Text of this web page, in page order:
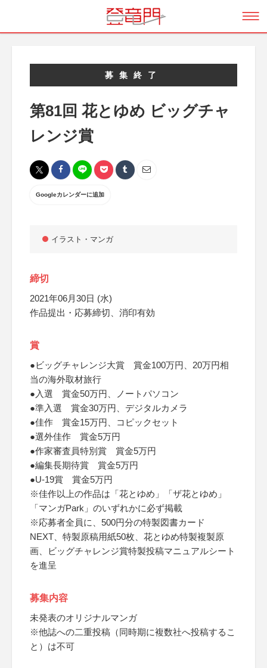
募集終了
第81回 花とゆめ ビッグチャ
レンジ賞
Googleカレンダーに追加
イラスト・マンガ
締切
2021年06月30日 (水)
作品提出・応募締切、消印有効
賞
●ビッグチャレンジ大賞 賞金100万円、20万円相
当の海外取材旅行
●入選 賞金50万円、ノートパソコン
●準入選 賞金30万円、デジタルカメラ
●佳作 賞金15万円、コピックセット
●選外佳作 賞金5万円
●作家審査員特別賞 賞金5万円
●編集長期待賞 賞金5万円
●U-19賞 賞金5万円
※佳作以上の作品は「花とゆめ」「ザ花とゆめ」
「マンガPark」のいずれかに必ず掲載
※応募者全員に、500円分の特製図書カード
NEXT、特製原稿用紙50枚、花とゆめ特製複製原
画、ビッグチャレンジ賞特製投稿マニュアルシート
を進呈
募集内容
未発表のオリジナルマンガ
※他誌への二重投稿（同時期に複数社へ投稿するこ
と）は不可